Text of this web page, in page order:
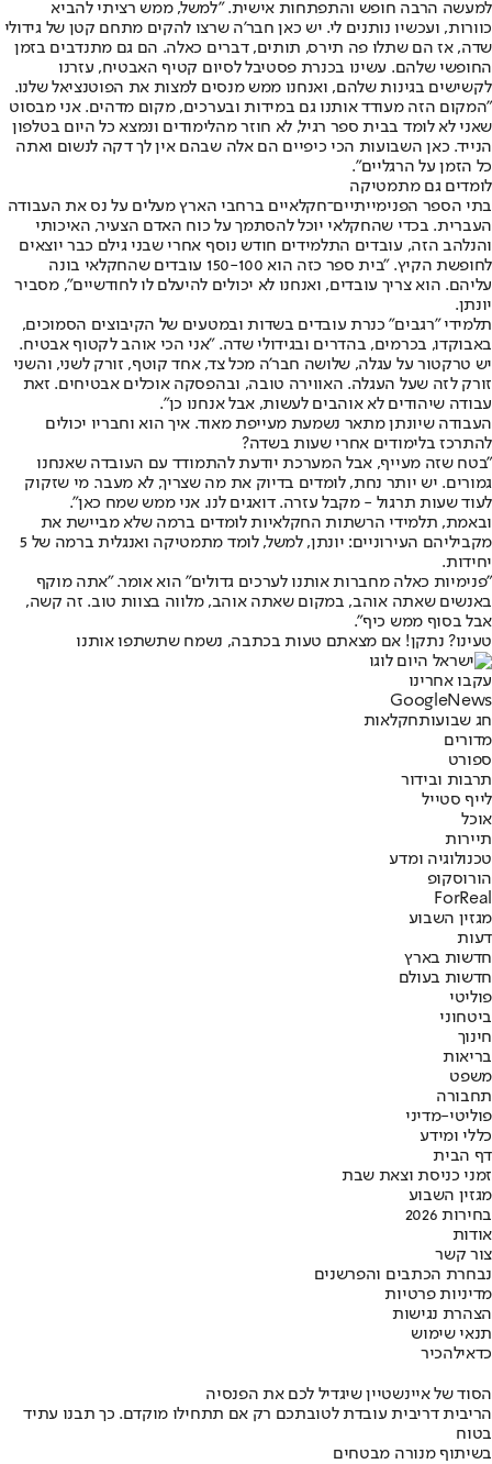
למעשה הרבה חופש והתפתחות אישית. "למשל, ממש רציתי להביא
כוורות, ועכשיו נותנים לי. יש כאן חבר'ה שרצו להקים מתחם קטן של גידולי
שדה, אז הם שתלו פה תירס, תותים, דברים כאלה. הם גם מתנדבים בזמן
החופשי שלהם. עשינו בכנרת פסטיבל לסיום קטיף האבטיח, עזרנו
לקשישים בגינות שלהם, ואנחנו ממש מנסים למצות את הפוטנציאל שלנו.
"המקום הזה מעודד אותנו גם במידות ובערכים, מקום מדהים. אני מבסוט
שאני לא לומד בבית ספר רגיל, לא חוזר מהלימודים ונמצא כל היום בטלפון
הנייד. כאן השבועות הכי כיפיים הם אלה שבהם אין לך דקה לנשום ואתה
כל הזמן על הרגליים".
לומדים גם מתמטיקה
בתי הספר הפנימייתיים־חקלאיים ברחבי הארץ מעלים על נס את העבודה
העברית. בכדי שהחקלאי יוכל להסתמך על כוח האדם הצעיר, האיכותי
והנלהב הזה, עובדים התלמידים חודש נוסף אחרי שבני גילם כבר יוצאים
לחופשת הקיץ. "בית ספר כזה הוא 150-100 עובדים שהחקלאי בונה
עליהם. הוא צריך עובדים, ואנחנו לא יכולים להיעלם לו לחודשיים", מסביר
יונתן.
תלמידי "רגבים" כנרת עובדים בשדות ובמטעים של הקיבוצים הסמוכים,
באבוקדו, בכרמים, בהדרים ובגידולי שדה. "אני הכי אוהב לקטוף אבטיח.
יש טרקטור על עגלה, שלושה חבר'ה מכל צד, אחד קוטף, זורק לשני, והשני
זורק לזה שעל העגלה. האווירה טובה, ובהפסקה אוכלים אבטיחים. זאת
עבודה שיהודים לא אוהבים לעשות, אבל אנחנו כן".
העבודה שיונתן מתאר נשמעת מעייפת מאוד. איך הוא וחבריו יכולים
להתרכז בלימודים אחרי שעות בשדה?
"בטח שזה מעייף, אבל המערכת יודעת להתמודד עם העובדה שאנחנו
גמורים. יש יותר נחת, לומדים בדיוק את מה שצריך, לא מעבר. מי שזקוק
לעוד שעות תרגול - מקבל עזרה. דואגים לנו. אני ממש שמח כאן".
ובאמת, תלמידי הרשתות החקלאיות לומדים ברמה שלא מביישת את
מקביליהם העירוניים: יונתן, למשל, לומד מתמטיקה ואנגלית ברמה של 5
יחידות.
"פנימיות כאלה מחברות אותנו לערכים גדולים" הוא אומר. "אתה מוקף
באנשים שאתה אוהב, במקום שאתה אוהב, מלווה בצוות טוב. זה קשה,
אבל בסוף ממש כיף".
טעינו? נתקן! אם מצאתם טעות בכתבה, נשמח שתשתפו אותנו
עקבו אחרינו
Googl eNews
חג שבועותחקלאות
מדורים
ספורט
תרבות ובידור
לייף סטייל
אוכל
תיירות
טכנולוגיה ומדע
הורוסקופ
ForReal
מגזין השבוע
דעות
חדשות בארץ
חדשות בעולם
פוליטי
ביטחוני
חינוך
בריאות
משפט
תחבורה
פוליטי-מדיני
כללי ומידע
דף הבית
זמני כניסת וצאת שבת
מגזין השבוע
בחירות 2026
אודות
צור קשר
נבחרת הכתבים והפרשנים
מדיניות פרטיות
הצהרת נגישות
תנאי שימוש
כדאילהכיר
הסוד של איינשטיין שיגדיל לכם את הפנסיה
הריבית דריבית עובדת לטובתכם רק אם תתחילו מוקדם. כך תבנו עתיד
בטוח
בשיתוף מנורה מבטחים